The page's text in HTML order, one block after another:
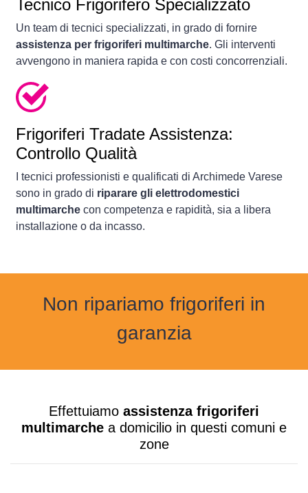
Tecnico Frigorifero Specializzato
Un team di tecnici specializzati, in grado di fornire
assistenza per frigoriferi multimarche. Gli interventi
avvengono in maniera rapida e con costi concorrenziali.
Frigoriferi Tradate Assistenza:
Controllo Qualità
I tecnici professionisti e qualificati di Archimede Varese
sono in grado di riparare gli elettrodomestici
multimarche con competenza e rapidità, sia a libera
installazione o da incasso.
Non ripariamo frigoriferi in
garanzia
Effettuiamo assistenza frigoriferi
multimarche a domicilio in questi comuni e
zone